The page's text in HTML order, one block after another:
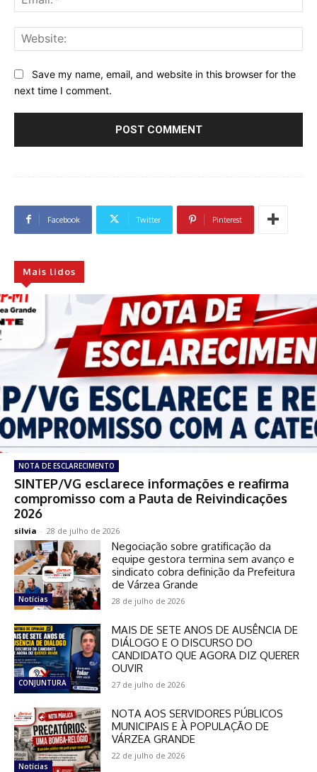
Save my name, email, and website in this browser for the
next time I comment.
Facebook Twitter Pinterest
Mais lidos
NOTA DE ESCLARECIMENTO
SINTEP/VG esclarece informações e reafirma
compromisso com a Pauta de Reivindicações
2026
silvia - 28 de julho de 2026
Notícias
Negociação sobre gratificação da
equipe gestora termina sem avanço e
sindicato cobra definição da Prefeitura
de Várzea Grande
28 de julho de 2026
CONJUNTURA
MAIS DE SETE ANOS DE AUSÊNCIA DE
DIÁLOGO E O DISCURSO DO
CANDIDATO QUE AGORA DIZ QUERER
OUVIR
27 de julho de 2026
Notícias
NOTA AOS SERVIDORES PÚBLICOS
MUNICIPAIS E À POPULAÇÃO DE
VÁRZEA GRANDE
22 de julho de 2026